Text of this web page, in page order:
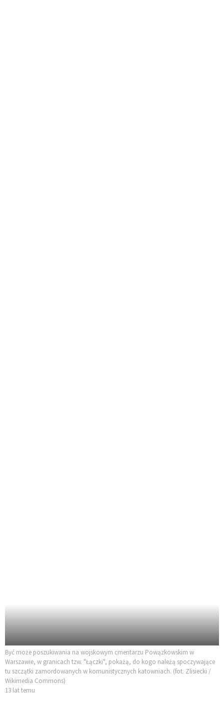
Być może poszukiwania na wojskowym cmentarzu Powązkowskim w
Warszawie, w granicach tzw. "Łączki", pokażą, do kogo należą spoczywające
tu szczątki zamordowanych w komunistycznych katowniach. (fot. Zlisiecki /
Wikimedia Commons)
13 lat temu